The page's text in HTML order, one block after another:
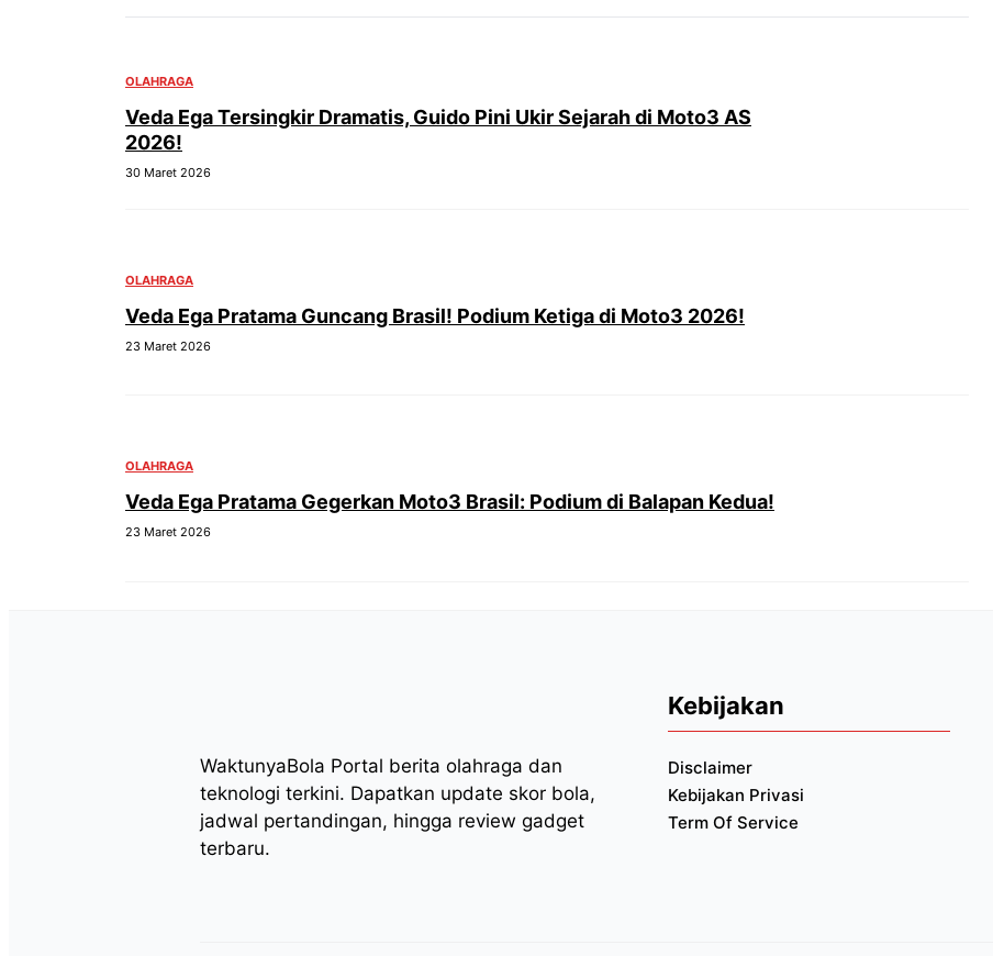
OLAHRAGA
Veda Ega Tersingkir Dramatis, Guido Pini Ukir Sejarah di Moto3 AS
2026!
30 Maret 2026
OLAHRAGA
Veda Ega Pratama Guncang Brasil! Podium Ketiga di Moto3 2026!
23 Maret 2026
OLAHRAGA
Veda Ega Pratama Gegerkan Moto3 Brasil: Podium di Balapan Kedua!
23 Maret 2026
WaktunyaBola Portal berita olahraga dan
teknologi terkini. Dapatkan update skor bola,
jadwal pertandingan, hingga review gadget
terbaru.
Kebijakan
Disclaimer
Kebijakan Privasi
Term Of Service